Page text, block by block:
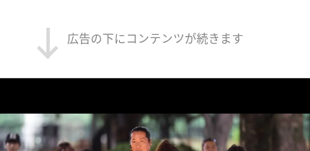
広告の下にコンテンツが続きます